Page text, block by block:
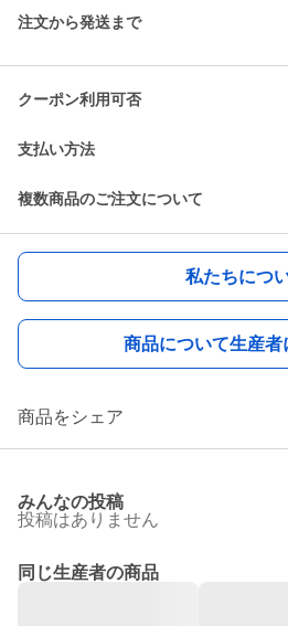
注文から発送まで
クーポン利用可否
支払い方法
複数商品のご注文について
私たちにつ
商品について生産者
商品をシェア
みんなの投稿
投稿はありません
同じ生産者の商品